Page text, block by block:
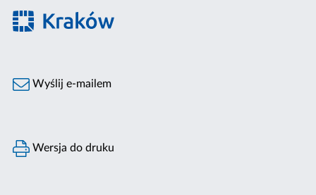
Wyślij e-mailem
Wersja do druku